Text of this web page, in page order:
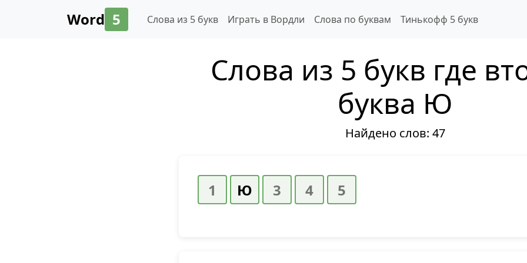
Word 5 Слова из 5 букв Играть в Вордли Слова по буквам Тинькофф 5 букв
Слова из 5 букв где
буква Ю
Найдено слов: 47